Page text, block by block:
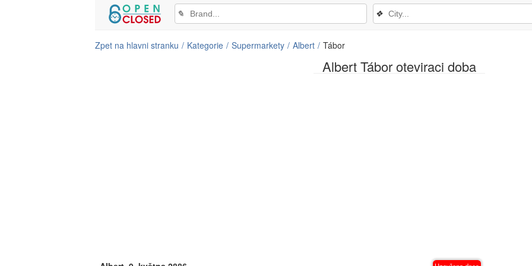
Albert Tábor oteviraci doba
✎ ❖
Zpet na hlavni stranku Kategorie Supermarkety Albert Tábor